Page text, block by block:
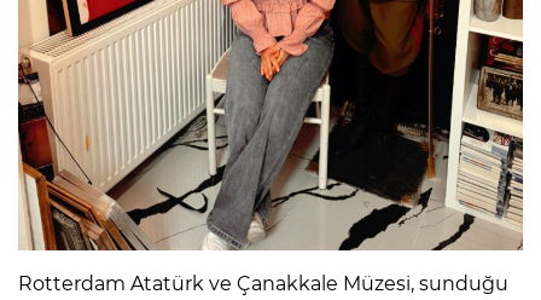
Rotterdam Atatürk ve Çanakkale Müzesi, sunduğu